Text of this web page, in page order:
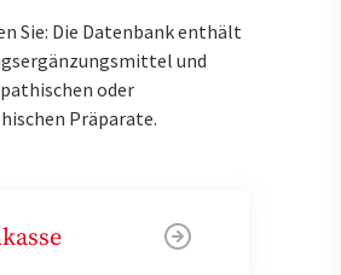
Sie: Die Datenbank enthält
und
oder
Präparate.